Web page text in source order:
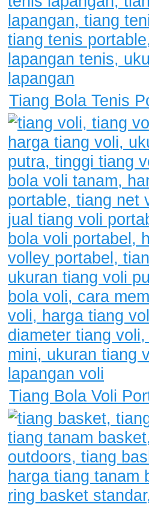
Tiang Bola Tenis
Tiang Bola Voli